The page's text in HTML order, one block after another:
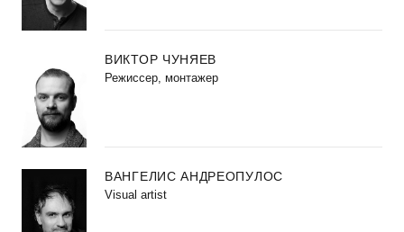
ВИКТОР ЧУНЯЕВ
Режиссер, монтажер
ВАНГЕЛИС АНДРЕОПУЛОС
Visual artist